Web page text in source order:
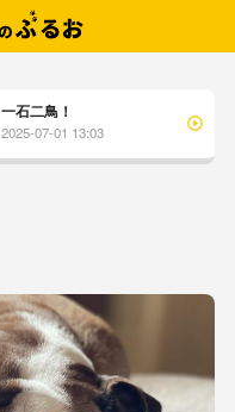
一石二鳥！
2025-07-01 13:03